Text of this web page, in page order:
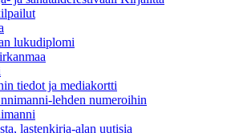
lukudiplomi
tiedot ja mediakortti
lehden numeroihin
lastenkirja-alan uutisia